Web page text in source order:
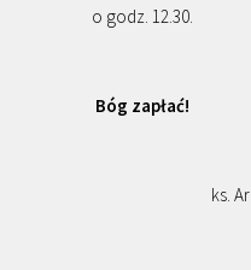
o godz. 12.30.
Bóg zapłać!
ks.